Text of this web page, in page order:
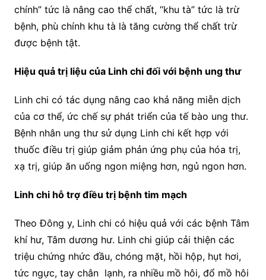
chính” tức là nâng cao thể chất, “khu tà” tức là trừ
bệnh, phù chính khu tà là tăng cường thể chất trừ
được bệnh tật.
Hiệu quả trị liệu của Linh chi đối với bệnh ung thư
Linh chi có tác dụng nâng cao khả năng miễn dịch
của cơ thể, ức chế sự phát triển của tế bào ung thư.
Bệnh nhân ung thư sử dụng Linh chi kết hợp với
thuốc điều trị giúp giảm phản ứng phụ của hóa trị,
xạ trị, giúp ăn uống ngon miệng hơn, ngủ ngon hơn.
Linh chi hỗ trợ điều trị bệnh tim mạch
Theo Đông y, Linh chi có hiệu quả với các bệnh Tâm
khí hư, Tâm dương hư. Linh chi giúp cải thiện các
triệu chứng nhức đầu, chóng mặt, hồi hộp, hụt hơi,
tức ngực, tay chân lạnh, ra nhiều mồ hôi, đổ mồ hôi